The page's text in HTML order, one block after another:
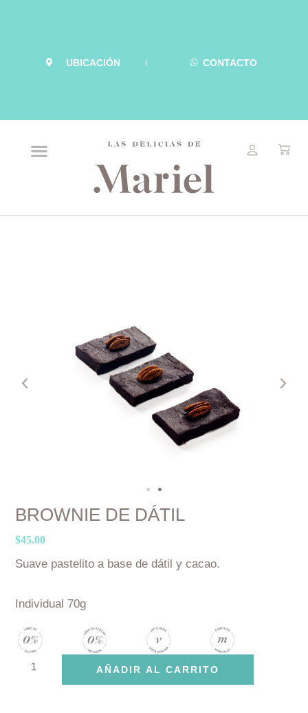
UBICACIÓN
CONTACTO
Menu
Previo
BROWNIE DE DÁTIL
$45.00
Suave pastelito a base de dátil y cacao.
Individual 70g
Brownie
AÑADIR AL CARRITO